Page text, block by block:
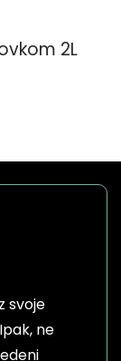
2L
svoje
ne